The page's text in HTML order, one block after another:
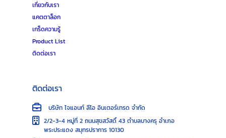
เกี่ยวกับเรา
แคตตาล็อก
เกร็ดความรู้
Product List
ติดต่อเรา
ติดต่อเรา
บริษัท ไจแอนท์ ลีโอ อินเตอร์เทรด จำกัด
2/2-3-4 หมู่ที่ 2 ถนนสุขสวัสดิ์ 43 ตำบลบางครุ อำเภอ
พระประแดง สมุทรปราการ 10130